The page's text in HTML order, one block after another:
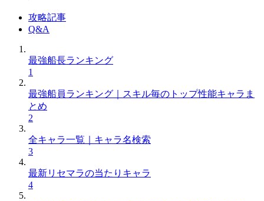
攻略記事
Q&A
最強船長ランキング
1
最強船員ランキング｜スキル毎のトップ性能キャラま
とめ
2
全キャラ一覧｜キャラ名検索
3
最新リセマラの当たりキャラ
4